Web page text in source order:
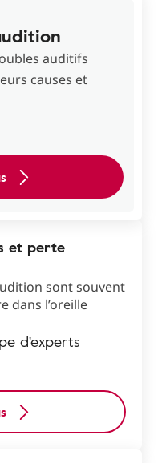
auditifs
causes et
et perte
sont souvent
dans l’oreille
d'experts